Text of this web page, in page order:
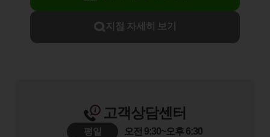
지점 자세히 보기
고객상담센터
평일 오전 9:30~오후 6:30